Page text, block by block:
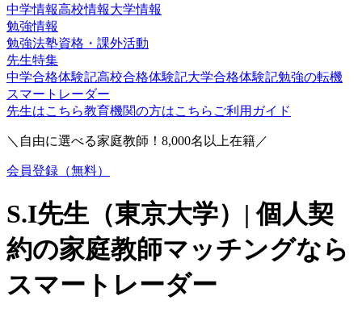
中学情報高校情報大学情報
勉強情報
勉強法塾資格・課外活動
先生特集
中学合格体験記高校合格体験記大学合格体験記勉強の転機
スマートレーダー
先生はこちら教育機関の方はこちら ご利用ガイド
＼自由に選べる家庭教師！ 8,000名以上在籍／
会員登録（無料）
S.I先生（東京大学）| 個人契
約の家庭教師マッチングなら
スマートレーダー